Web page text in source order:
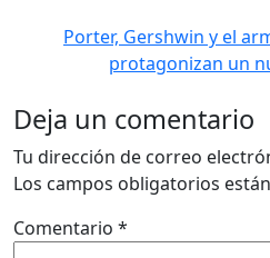
Porter, Gershwin y el
protagonizan un
Deja un comentario
Tu dirección de correo
Los campos obligatorios
Comentario *